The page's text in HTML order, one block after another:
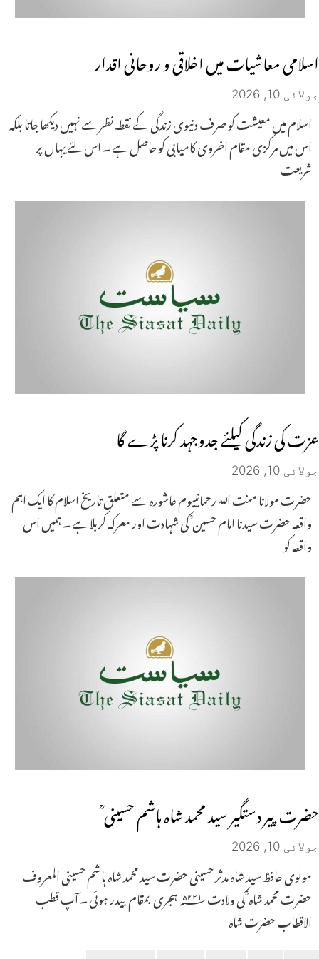
اسلامی معاشیات میں اخلاقی و روحانی اقدار
جولائی 10, 2026
اسلام میں معیشت کو صرف دنیوی زندگی کے نقطہ نظر سے نہیں دیکھا جاتا بلکہ
اس میں مرکزی مقام اخروی کامیابی کو حاصل ہے ۔ اس لئے یہاں پر
شریعت
عزت کی زندگی کیلئے جدوجہد کرنا پڑے گا
جولائی 10, 2026
حضرت مولانا منت اللہ رحمانییوم عاشورہ سے متعلق تاریخ اسلام کا ایک اہم
واقعہ حضرت سیدنا امام حسین ؓ کی شہادت اور معرکہ کربلا ہے ۔ ہمیں اس
واقعہ کو
حضرت پیر دستگیر سید محمد شاہ ہاشم حسینی ؒ
جولائی 10, 2026
مولوی حافظ سید شاہ مدثر حسینی حضرت سید محمد شاہ ہاشم حسینی المعروف
حضرت محمد شاہ ؒ کی ولادت ۱۲۴۵؁ ہجری بمقام بیدر ہوئی ۔ آپ قطب
الاقطاب حضرت شاہ